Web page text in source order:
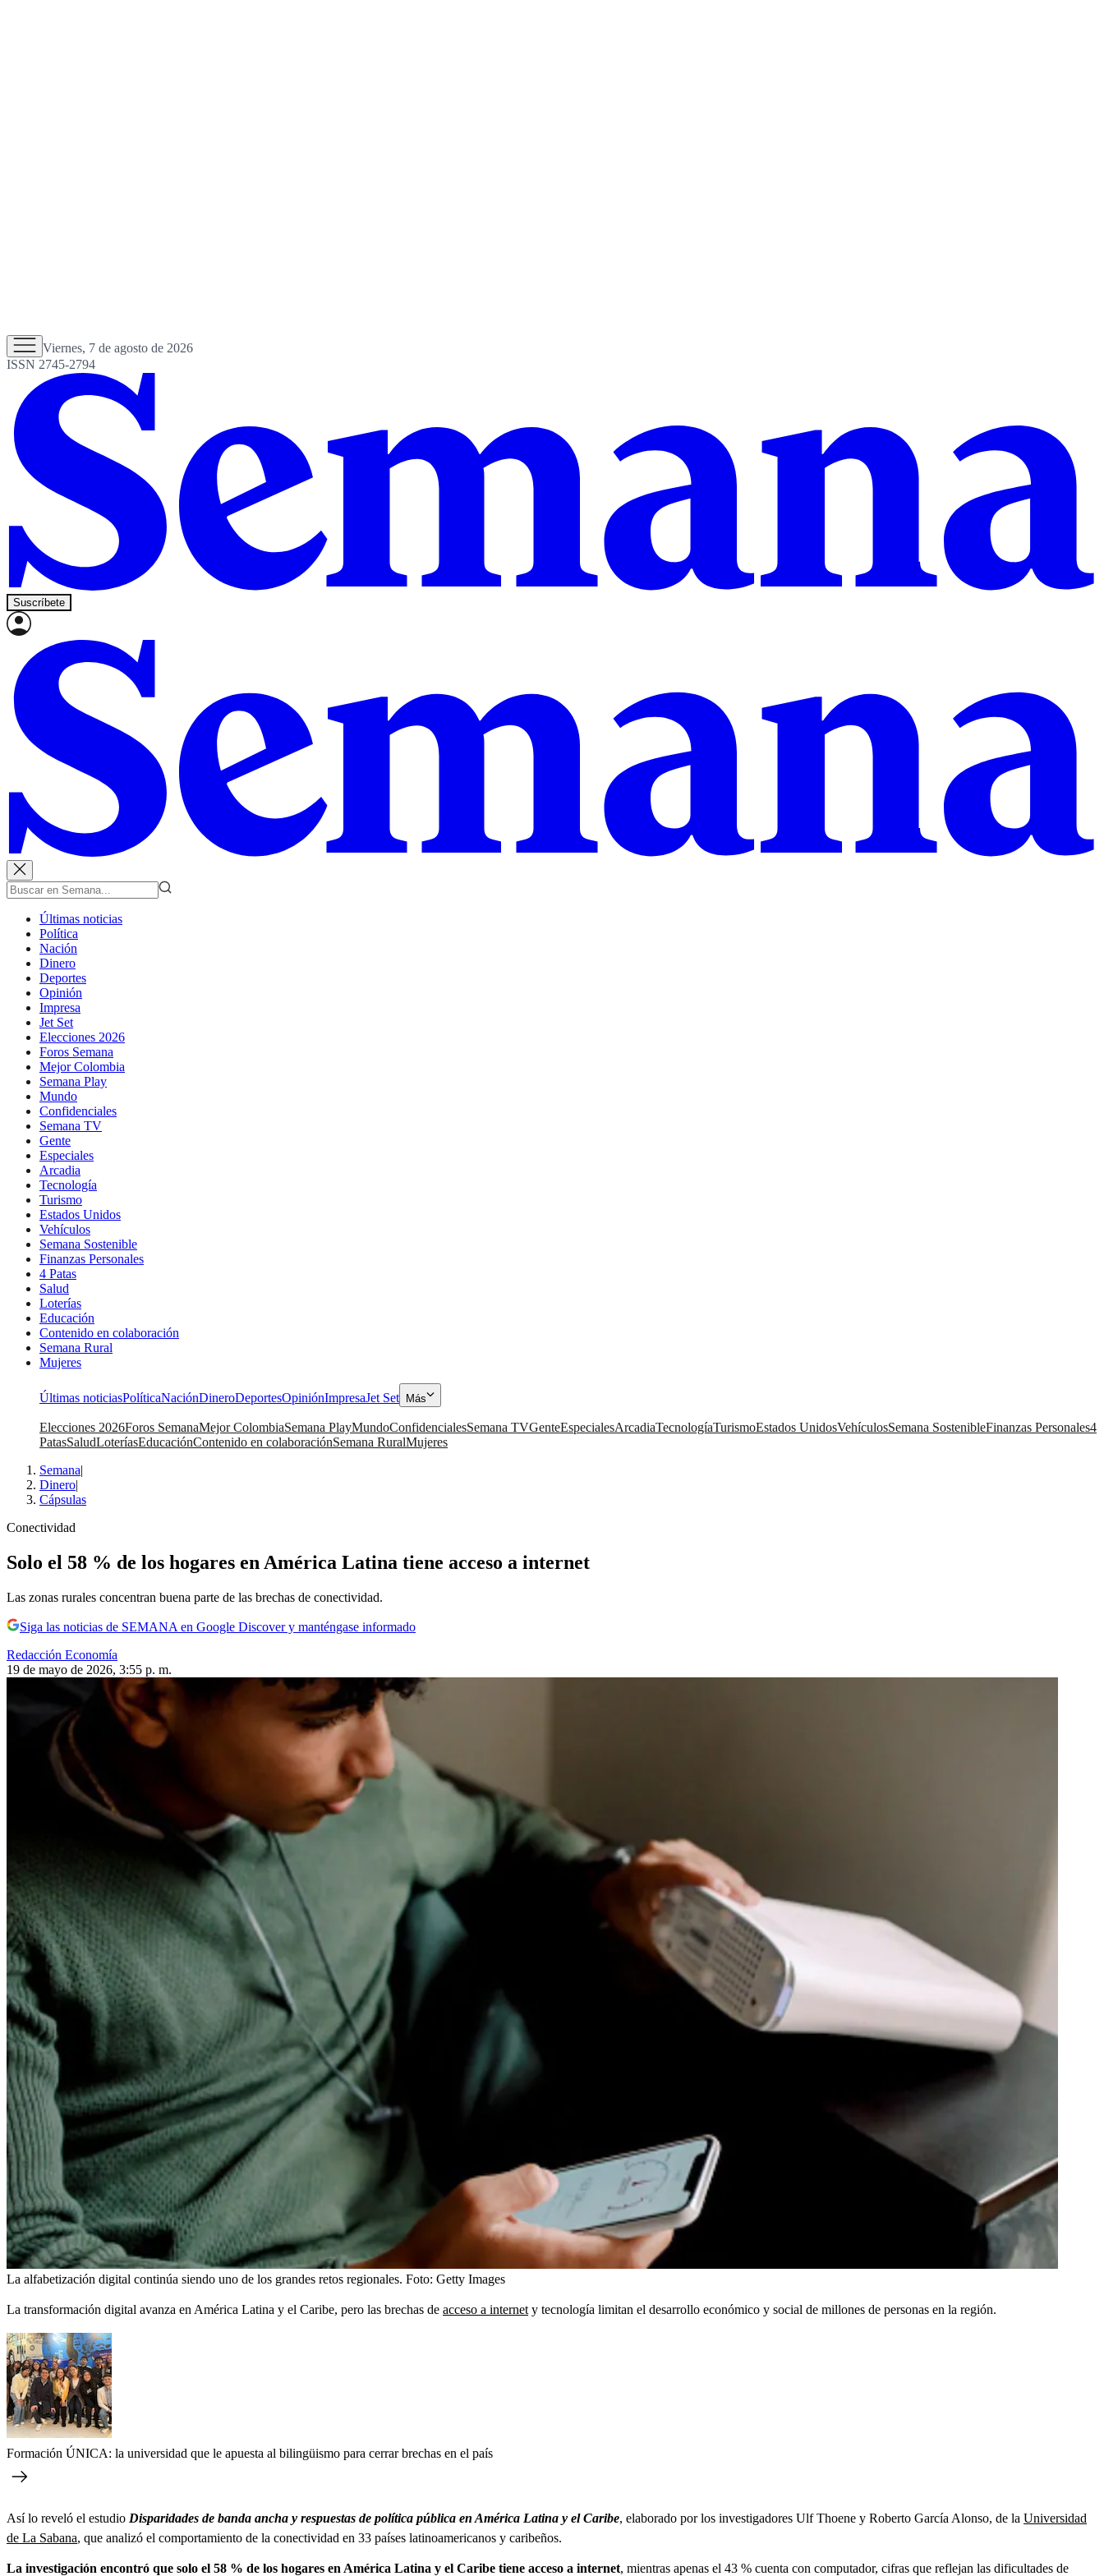
Viernes, 7 de agosto de 2026
ISSN 2745-2794
Suscríbete
Últimas noticias
Política
Nación
Dinero
Deportes
Opinión
Impresa
Jet Set
Elecciones 2026
Foros Semana
Mejor Colombia
Semana Play
Mundo
Confidenciales
Semana TV
Gente
Especiales
Arcadia
Tecnología
Turismo
Estados Unidos
Vehículos
Semana Sostenible
Finanzas Personales
4 Patas
Salud
Loterías
Educación
Contenido en colaboración
Semana Rural
Mujeres
Últimas noticiasPolíticaNaciónDineroDeportesOpiniónImpresaJet Set Más
Elecciones 2026Foros SemanaMejor ColombiaSemana PlayMundoConfidencialesSemana TVGenteEspecialesArcadiaTecnologíaTurismoEstados UnidosVehículosSemana SostenibleFinanzas Personales4
PatasSaludLoteríasEducaciónContenido en colaboraciónSemana RuralMujeres
Semana|
Dinero|
Cápsulas
Conectividad
Solo el 58 % de los hogares en América Latina tiene acceso a internet
Las zonas rurales concentran buena parte de las brechas de conectividad.
Siga las noticias de SEMANA en Google Discover y manténgase informado
Redacción Economía
19 de mayo de 2026, 3:55 p. m.
La alfabetización digital continúa siendo uno de los grandes retos regionales. Foto: Getty Images
La transformación digital avanza en América Latina y el Caribe, pero las brechas de acceso a internet y tecnología limitan el desarrollo económico y social de millones de personas en la región.
Formación ÚNICA: la universidad que le apuesta al bilingüismo para cerrar brechas en el país
Así lo reveló el estudio Disparidades de banda ancha y respuestas de política pública en América Latina y el Caribe, elaborado por los investigadores Ulf Thoene y Roberto García Alonso, de la Universidad
de La Sabana, que analizó el comportamiento de la conectividad en 33 países latinoamericanos y caribeños.
La investigación encontró que solo el 58 % de los hogares en América Latina y el Caribe tiene acceso a internet, mientras apenas el 43 % cuenta con computador, cifras que reflejan las dificultades de